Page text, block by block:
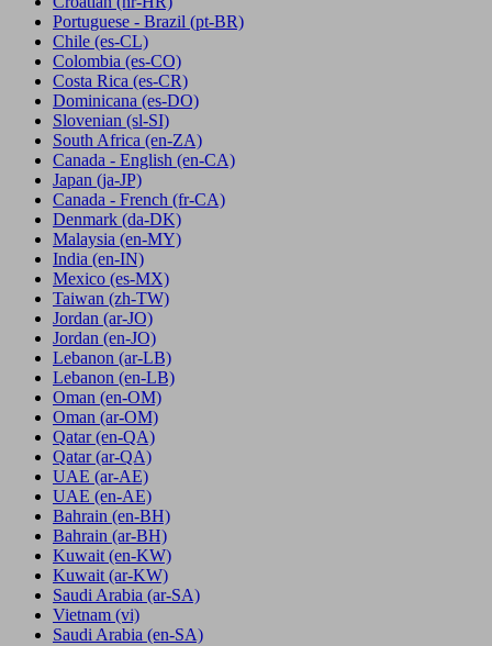
Portuguese - Brazil (pt-BR)
Chile (es-CL)
Colombia (es-CO)
Costa Rica (es-CR)
Dominicana (es-DO)
Slovenian (sl-SI)
South Africa (en-ZA)
Canada - English (en-CA)
Japan (ja-JP)
Canada - French (fr-CA)
Denmark (da-DK)
Malaysia (en-MY)
India (en-IN)
Mexico (es-MX)
Taiwan (zh-TW)
Jordan (ar-JO)
Jordan (en-JO)
Lebanon (ar-LB)
Lebanon (en-LB)
Oman (en-OM)
Oman (ar-OM)
Qatar (en-QA)
Qatar (ar-QA)
UAE (ar-AE)
UAE (en-AE)
Bahrain (en-BH)
Bahrain (ar-BH)
Kuwait (en-KW)
Kuwait (ar-KW)
Saudi Arabia (ar-SA)
Vietnam (vi)
Saudi Arabia (en-SA)